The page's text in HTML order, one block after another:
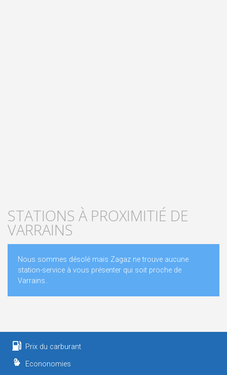
STATIONS À PROXIMITIÉ DE
VARRAINS
Nous sommes désolé mais Zagaz ne trouve aucune
station-service à vous présenter qui soit proche de
Varrains..
Prix du carburant
Econonomies